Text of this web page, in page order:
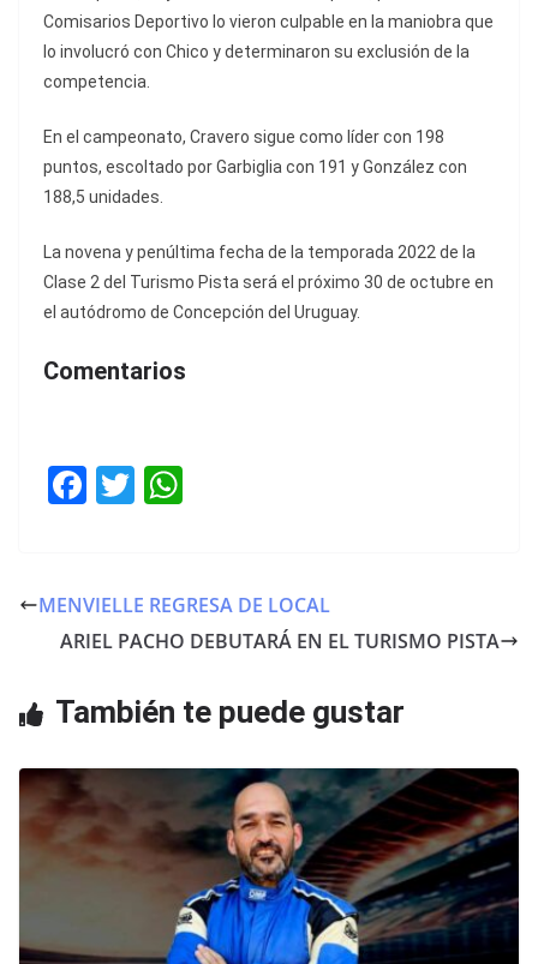
Comisarios Deportivo lo vieron culpable en la maniobra que
lo involucró con Chico y determinaron su exclusión de la
competencia.
En el campeonato, Cravero sigue como líder con 198
puntos, escoltado por Garbiglia con 191 y González con
188,5 unidades.
La novena y penúltima fecha de la temporada 2022 de la
Clase 2 del Turismo Pista será el próximo 30 de octubre en
el autódromo de Concepción del Uruguay.
Comentarios
F
e
b
o
T
er s
A
p
MENVIELLE REGRESA DE LOCAL
ARIEL PACHO DEBUTARÁ EN EL TURISMO PISTA
También te puede gustar